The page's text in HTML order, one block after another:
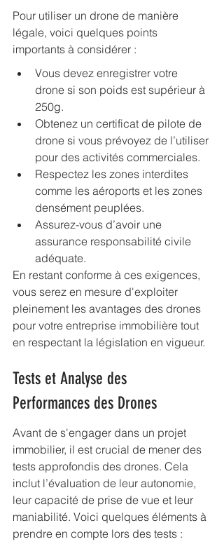
Pour utiliser un drone de manière
légale, voici quelques points
importants à considérer :
Vous devez enregistrer votre
drone si son poids est supérieur à
250g.
Obtenez un certificat de pilote de
drone si vous prévoyez de l’utiliser
pour des activités commerciales.
Respectez les zones interdites
comme les aéroports et les zones
densément peuplées.
Assurez-vous d’avoir une
assurance responsabilité civile
adéquate.
En restant conforme à ces exigences,
vous serez en mesure d'exploiter
pleinement les avantages des drones
pour votre entreprise immobilière tout
en respectant la législation en vigueur.
Tests et Analyse des
Performances des Drones
Avant de s'engager dans un projet
immobilier, il est crucial de mener des
tests approfondis des drones. Cela
inclut l’évaluation de leur autonomie,
leur capacité de prise de vue et leur
maniabilité. Voici quelques éléments à
prendre en compte lors des tests :